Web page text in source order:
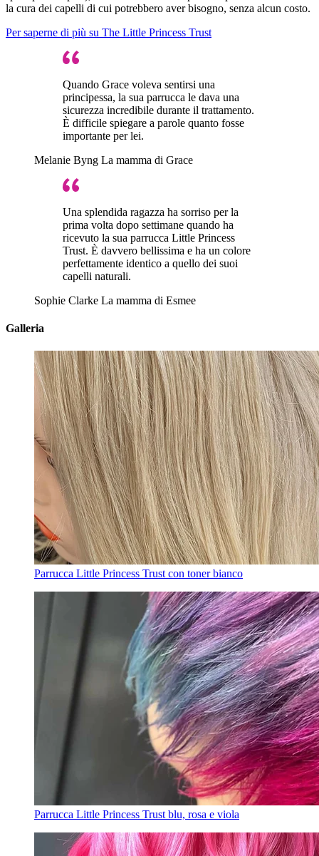
la cura dei capelli di cui potrebbero aver bisogno, senza alcun costo.
Per saperne di più su The Little Princess Trust
Quando Grace voleva sentirsi una
principessa, la sua parrucca le dava una
sicurezza incredibile durante il trattamento.
È difficile spiegare a parole quanto fosse
importante per lei.
Melanie Byng La mamma di Grace
Una splendida ragazza ha sorriso per la
prima volta dopo settimane quando ha
ricevuto la sua parrucca Little Princess
Trust. È davvero bellissima e ha un colore
perfettamente identico a quello dei suoi
capelli naturali.
Sophie Clarke La mamma di Esmee
Galleria
Parrucca Little Princess Trust con toner bianco
Parrucca Little Princess Trust blu, rosa e viola